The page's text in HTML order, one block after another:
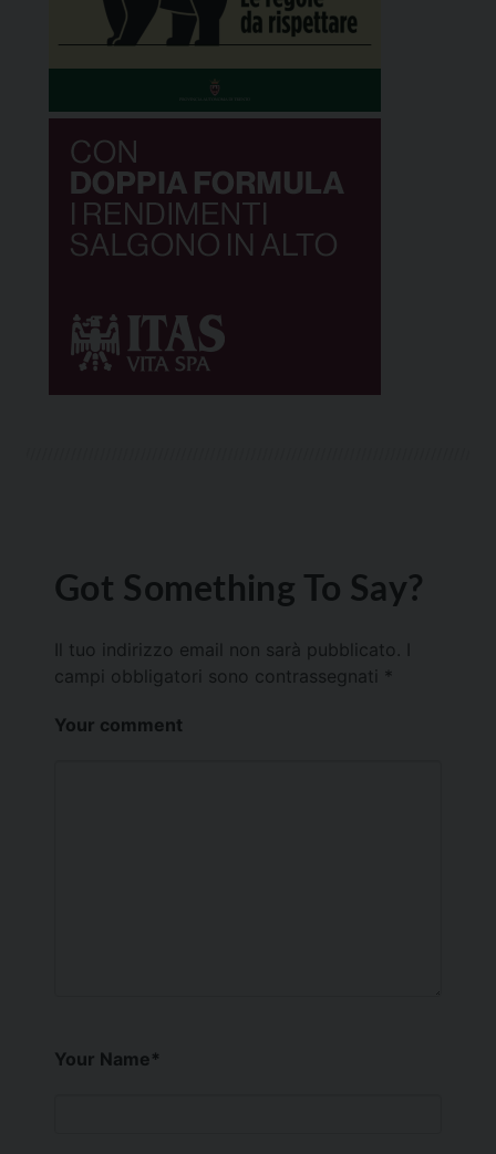
Got Something To Say?
Il tuo indirizzo email non sarà pubblicato.
campi obbligatori sono contrassegnati *
Your comment
Your Name*